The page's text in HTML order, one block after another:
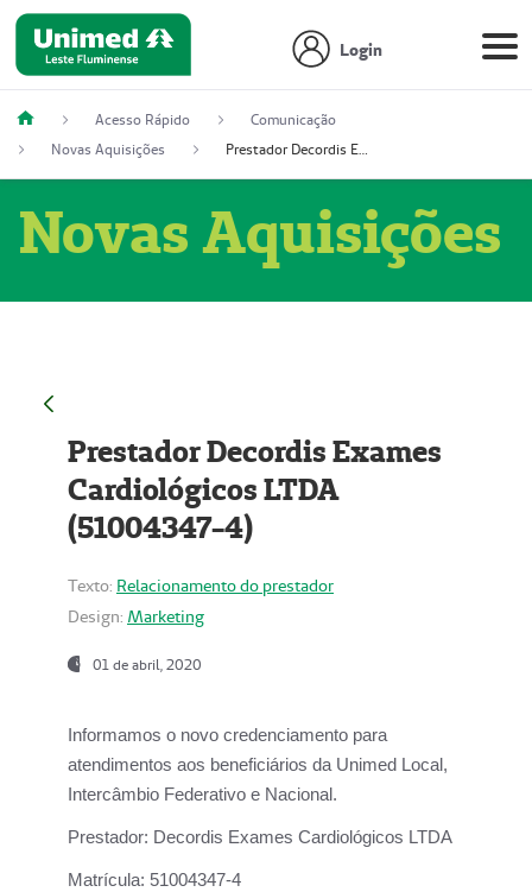
Login
Acesso Rápido
Comunicação
Novas Aquisições
Prestador Decordis Exames Cardiológicos LTDA (51004347-4)
Novas Aquisições
Prestador Decordis Exames
Cardiológicos LTDA
(51004347-4)
Texto: Relacionamento do prestador
Design: Marketing
01 de abril, 2020
Informamos o novo credenciamento para
atendimentos aos beneficiários da Unimed Local,
Intercâmbio Federativo e Nacional.
Prestador: Decordis Exames Cardiológicos LTDA
Matrícula: 51004347-4